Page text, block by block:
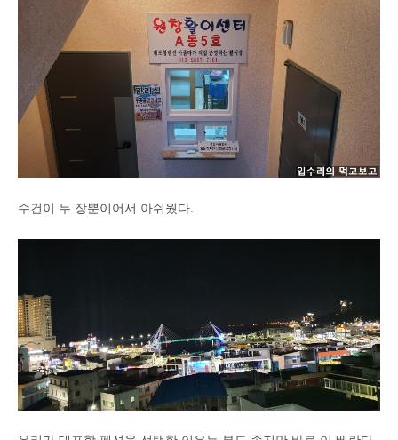
수건이 두 장뿐이어서 아쉬웠다.